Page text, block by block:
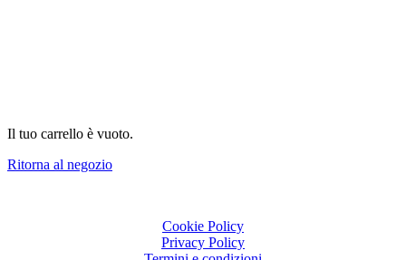
Il tuo carrello è vuoto.
Ritorna al negozio
Cookie Policy
Privacy Policy